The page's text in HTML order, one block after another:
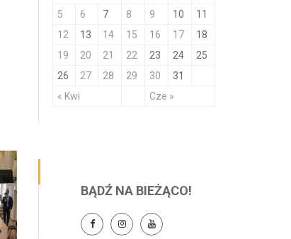
« Kwi Cze »
5
6 7 8 9 10
11
12
13 14 15 16 17
18
19
20 21 22 23 24
25
26
27 28 29 30 31
BĄDŹ NA BIEŻĄCO!